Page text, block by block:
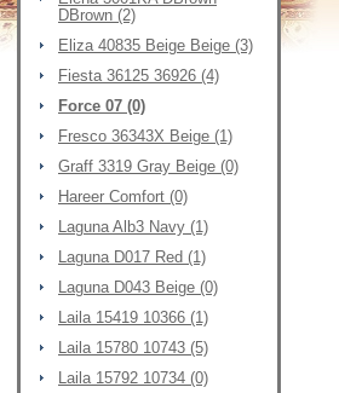
DBrown (2)
Eliza 40835 Beige Beige (3)
Fiesta 36125 36926 (4)
Force 07 (0)
Fresco 36343X Beige (1)
Graff 3319 Gray Beige (0)
Hareer Comfort (0)
Laguna Alb3 Navy (1)
Laguna D017 Red (1)
Laguna D043 Beige (0)
Laila 15419 10366 (1)
Laila 15780 10743 (5)
Laila 15792 10734 (0)